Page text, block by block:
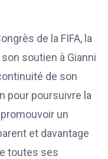
de la FIFA, la
soutien à Gianni
de son
pour poursuivre la
un
et davantage
toutes ses